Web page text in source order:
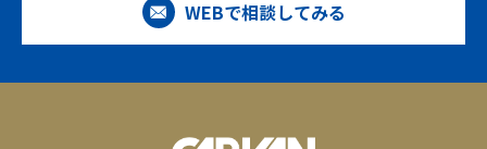
WEBで相談してみる